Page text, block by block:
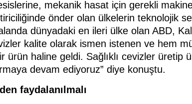
mekanik hasat için gerekli
önder olan ülkelerin teknolojik
dünyadaki en ileri ülke olan ABD,
kalite olarak ismen istenen ve hem
haline geldi. Sağlıklı cevizler üretip
devam ediyoruz” diye konuştu.
faydalanılmalı